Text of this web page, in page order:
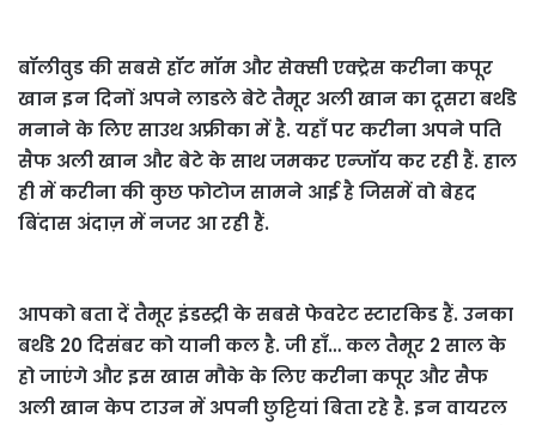
बॉलीवुड की सबसे हॉट मॉम और सेक्सी एक्ट्रेस करीना कपूर
खान इन दिनों अपने लाडले बेटे तैमूर अली खान का दूसरा बर्थडे
मनाने के लिए साउथ अफ्रीका में है. यहाँ पर करीना अपने पति
सैफ अली खान और बेटे के साथ जमकर एन्जॉय कर रही हैं. हाल
ही में करीना की कुछ फोटोज सामने आई है जिसमें वो बेहद
बिंदास अंदाज़ में नजर आ रही हैं.
आपको बता दें तैमूर इंडस्ट्री के सबसे फेवरेट स्टारकिड हैं. उनका
बर्थडे 20 दिसंबर को यानी कल है. जी हाँ… कल तैमूर 2 साल के
हो जाएंगे और इस खास मौके के लिए करीना कपूर और सैफ
अली खान केप टाउन में अपनी छुट्टियां बिता रहे है. इन वायरल